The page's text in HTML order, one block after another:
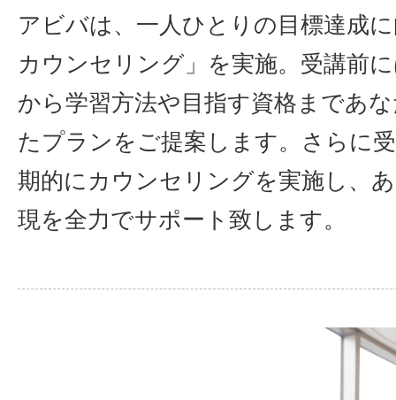
アビバは、一人ひとりの目標達成
カウンセリング」を実施。受講前
から学習方法や目指す資格まであ
たプランをご提案します。さらに
期的にカウンセリングを実施し、
現を全力でサポート致します。